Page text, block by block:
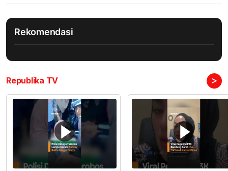
Rekomendasi
Republika TV >